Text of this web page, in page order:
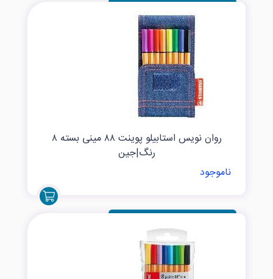
روان نویس استابیلو پوینت ۸۸ مینی بسته ۸
رنگ|جین
ناموجود